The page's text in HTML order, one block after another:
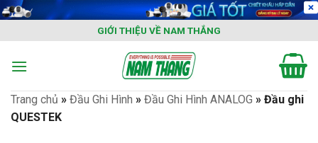
Skip
content
GIỚI THIỆU VỀ NAM THẮNG
Trang chủ » Đầu Ghi Hình » Đầu Ghi Hình ANALOG » Đầu ghi
QUESTEK